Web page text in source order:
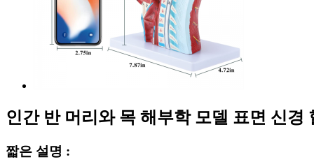
인간 반 머리와 목 해부학 모델 표면 신경
짧은 설명 :